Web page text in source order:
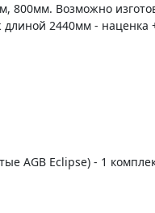
Возможно
2440мм - наценка
AGB Eclipse) - 1